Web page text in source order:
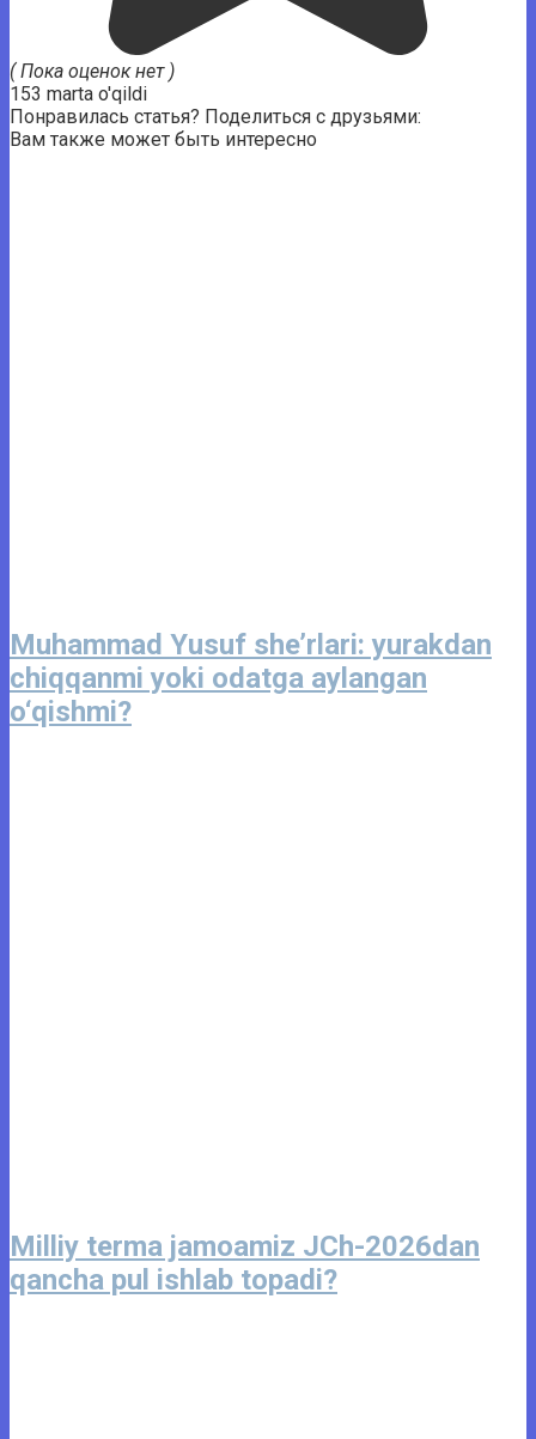
( Пока оценок нет )
153 marta o'qildi
Понравилась статья? Поделиться с друзьями:
Вам также может быть интересно
Muhammad Yusuf she’rlari: yurakdan
chiqqanmi yoki odatga aylangan
o‘qishmi?
Milliy terma jamoamiz JCh-2026dan
qancha pul ishlab topadi?